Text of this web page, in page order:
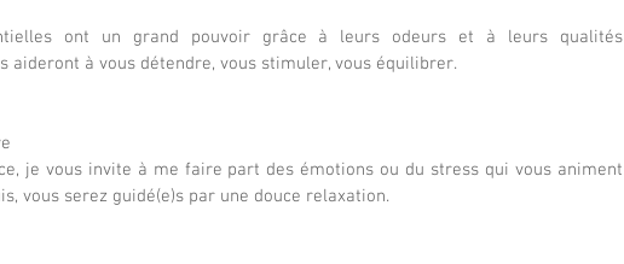
ont un grand pouvoir grâce à leurs odeurs et à leurs qualités
aideront à vous détendre, vous stimuler, vous équilibrer.
je vous invite à me faire part des émotions ou du stress qui vous animent
vous serez guidé(e)s par une douce relaxation.